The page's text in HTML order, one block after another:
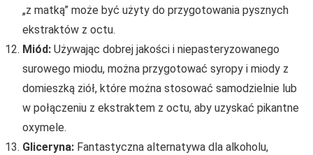
„z matką” może być użyty do przygotowania pysznych
ekstraktów z octu.
Miód: Używając dobrej jakości i niepasteryzowanego
surowego miodu, można przygotować syropy i miody z
domieszką ziół, które można stosować samodzielnie lub
w połączeniu z ekstraktem z octu, aby uzyskać pikantne
oxymele.
Gliceryna: Fantastyczna alternatywa dla alkoholu,